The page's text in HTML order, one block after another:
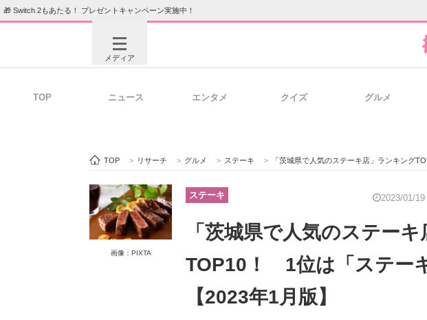
🎁 Switch 2もあたる！ プレゼントキャンペーン実施中！
メディア
ビジネスと働き方のヒント
ITエンジニア向け専門サイト
TOP ニュース エンタメ クイズ グルメ
TOP > リサーチ > グルメ > ステーキ > 「茨城県で人気のステーキ店」ランキング
画像：PIXTA
ステーキ 2023/01/19
「茨城県で人気のステー
TOP10！ 1位は「ステー
【2023年1月版】